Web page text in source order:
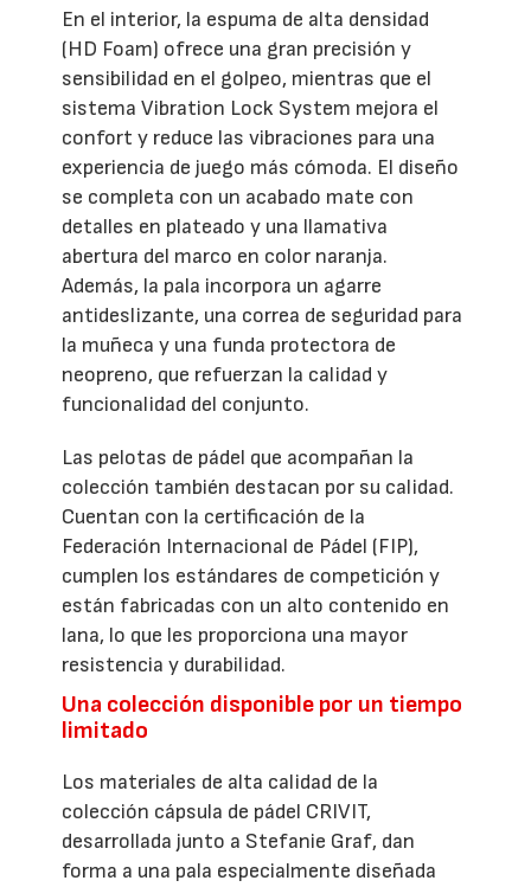
En el interior, la espuma de alta densidad
(HD Foam) ofrece una gran precisión y
sensibilidad en el golpeo, mientras que el
sistema Vibration Lock System mejora el
confort y reduce las vibraciones para una
experiencia de juego más cómoda. El diseño
se completa con un acabado mate con
detalles en plateado y una llamativa
abertura del marco en color naranja.
Además, la pala incorpora un agarre
antideslizante, una correa de seguridad para
la muñeca y una funda protectora de
neopreno, que refuerzan la calidad y
funcionalidad del conjunto.
Las pelotas de pádel que acompañan la
colección también destacan por su calidad.
Cuentan con la certificación de la
Federación Internacional de Pádel (FIP),
cumplen los estándares de competición y
están fabricadas con un alto contenido en
lana, lo que les proporciona una mayor
resistencia y durabilidad.
Una colección disponible por un tiempo
limitado
Los materiales de alta calidad de la
colección cápsula de pádel CRIVIT,
desarrollada junto a Stefanie Graf, dan
forma a una pala especialmente diseñada